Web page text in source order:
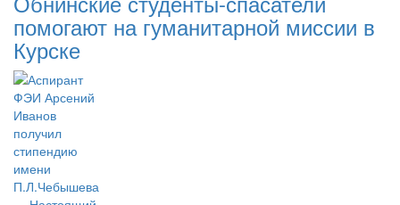
помогают на гуманитарной миссии в
Курске